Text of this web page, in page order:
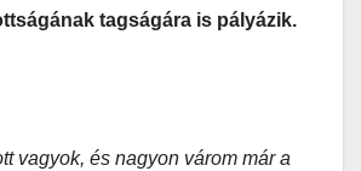
tagságára is pályázik.
vagyok, és nagyon várom már a